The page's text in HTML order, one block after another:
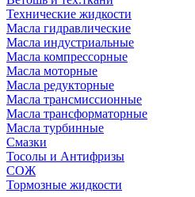
Технические жидкости
Масла гидравлические
Масла индустриальные
Масла компрессорные
Масла моторные
Масла редукторные
Масла трансмиссионные
Масла трансформаторные
Масла турбинные
Смазки
Тосолы и Антифризы
СОЖ
Тормозные жидкости